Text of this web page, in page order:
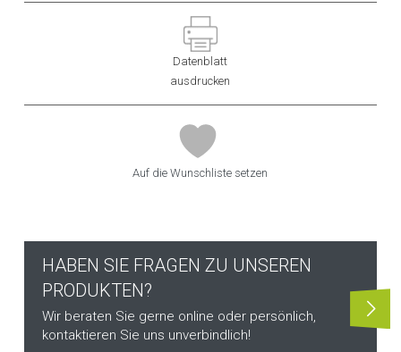
Datenblatt
ausdrucken
Auf die Wunschliste setzen
HABEN SIE FRAGEN ZU UNSEREN
PRODUKTEN?
Wir beraten Sie gerne online oder persönlich,
kontaktieren Sie uns unverbindlich!